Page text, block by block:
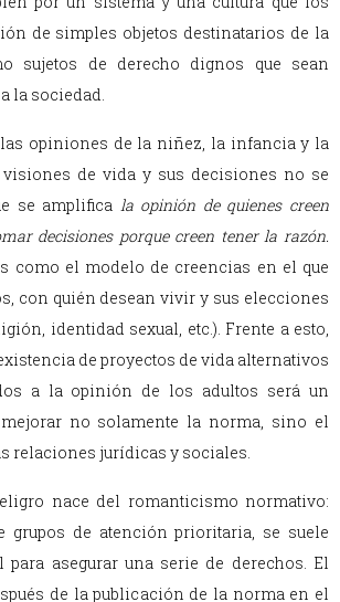
de simples objetos destinatarios de la
sujetos de derecho dignos que sean
la sociedad.
las opiniones de la niñez, la infancia y la
visiones de vida y sus decisiones no se
se amplifica la opinión de quienes creen
decisiones porque creen tener la razón.
como el modelo de creencias en el que
con quién desean vivir y sus elecciones
identidad sexual, etc.). Frente a esto,
de proyectos de vida alternativos
a la opinión de los adultos será un
no solamente la norma, sino el
relaciones jurídicas y sociales.
nace del romanticismo normativo:
grupos de atención prioritaria, se suele
para asegurar una serie de derechos. El
de la publicación de la norma en el